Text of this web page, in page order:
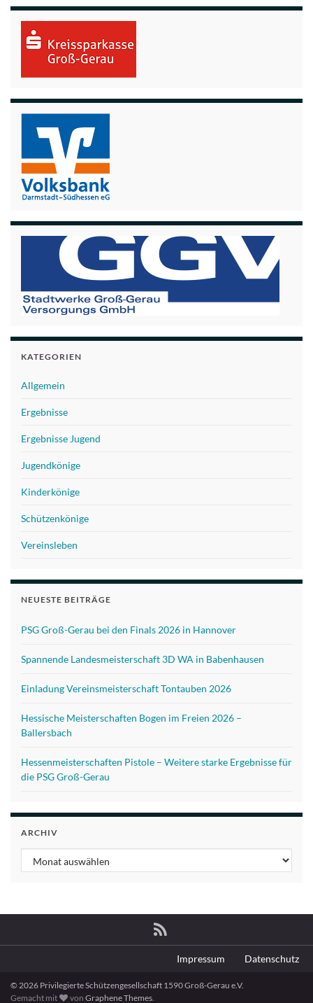
KATEGORIEN
Allgemein
Ergebnisse
Ergebnisse Jugend
Jugendkönige
Kinderkönige
Schützenkönige
Vereinsleben
NEUESTE BEITRÄGE
PSG Groß-Gerau bei den Finals 2026 in Hannover
Spannende Landesmeisterschaft 3D WA in Babenhausen
Einladung Vereinsmeisterschaft Tontauben 2026
Hessische Meisterschaften Bogen im Freien 2026 –
Ballersbach
Hessenmeisterschaften Pistole – Weitere starke Ergebnisse für
die PSG Groß-Gerau
ARCHIV
Archiv
Impressum Datenschutz
© 2026 Privilegierte Schützengesellschaft 1590 Groß-Gerau e.V.
Gemacht mit
vonGraphene Themes.